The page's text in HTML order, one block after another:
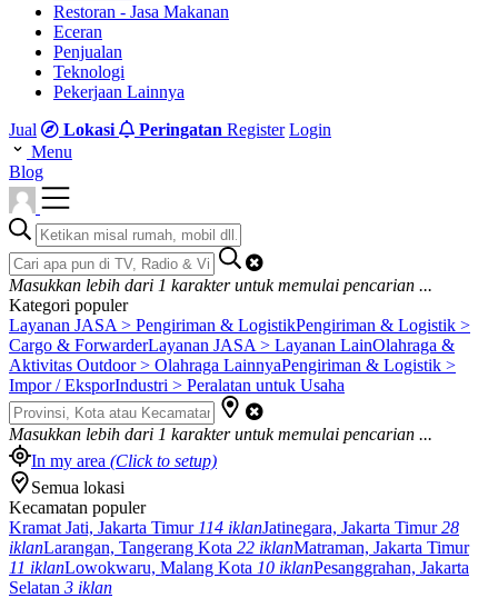
Restoran - Jasa Makanan
Eceran
Penjualan
Teknologi
Pekerjaan Lainnya
Jual
Lokasi Peringatan Register Login
Menu
Blog
Masukkan lebih dari 1 karakter untuk memulai pencarian ...
Kategori populer
Layanan JASA > Pengiriman & LogistikPengiriman & Logistik >
Cargo & ForwarderLayanan JASA > Layanan LainOlahraga &
Aktivitas Outdoor > Olahraga LainnyaPengiriman & Logistik >
Impor / EksporIndustri > Peralatan untuk Usaha
Masukkan lebih dari 1 karakter untuk memulai pencarian ...
In my area (Click to setup)
Semua lokasi
Kecamatan populer
Kramat Jati, Jakarta Timur 114 iklanJatinegara, Jakarta Timur28
iklanLarangan, Tangerang Kota 22 iklanMatraman, Jakarta Timur
11 iklanLowokwaru, Malang Kota 10 iklanPesanggrahan, Jakarta
Selatan 3 iklan